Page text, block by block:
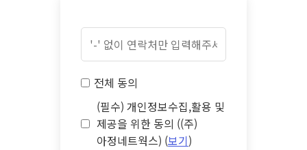
전체 동의
(필수) 개인정보수집,활용 및
제공을 위한 동의 ((주)
아정네트웍스) (보기)